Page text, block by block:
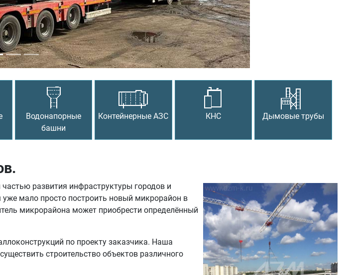
Водонапорные
башни
Контейнерные АЗС КНС Дымовые трубы
развития инфраструктуры городов и
мало просто построить новый микрорайон в
микрорайона может приобрести определённый
по проекту заказчика. Наша
строительство объектов различного